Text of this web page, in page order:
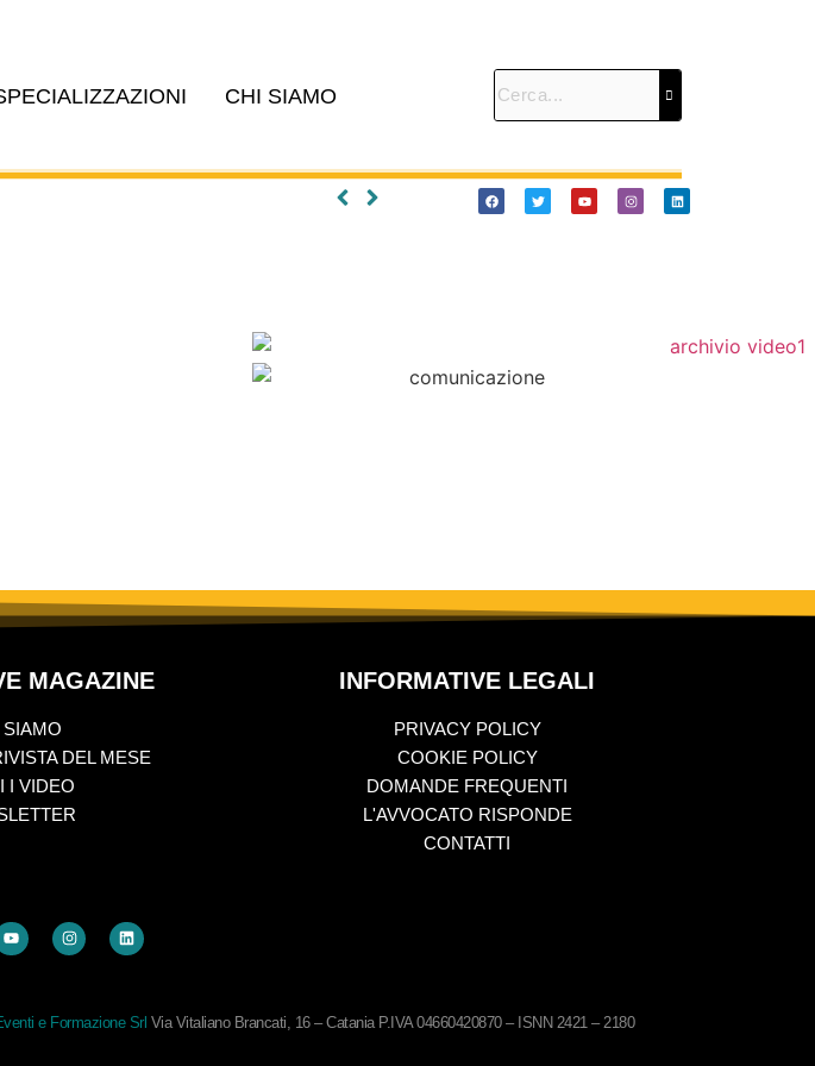
CHI SIAMO
MAGAZINE
SIAMO
DEL MESE
I VIDEO
INFORMATIVE LEGALI
PRIVACY POLICY
COOKIE POLICY
DOMANDE FREQUENTI
L'AVVOCATO RISPONDE
CONTATTI
e Formazione Srl Via Vitaliano Brancati, 16 – Catania P.IVA 04660420870 – ISNN 2421 – 2180